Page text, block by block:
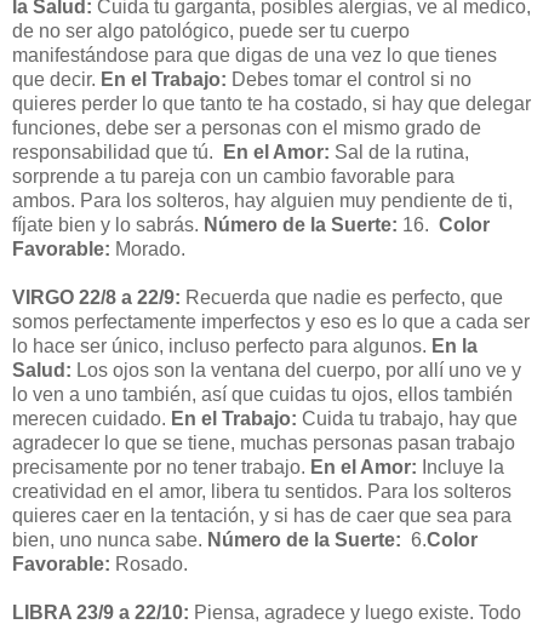
la Salud: Cuida tu garganta, posibles alergias, ve al medico,
de no ser algo patológico, puede ser tu cuerpo
manifestándose para que digas de una vez lo que tienes
que decir. En el Trabajo: Debes tomar el control si no
quieres perder lo que tanto te ha costado, si hay que delegar
funciones, debe ser a personas con el mismo grado de
responsabilidad que tú.
En el Amor: Sal de la rutina,
sorprende a tu pareja con un cambio favorable para
ambos. Para los solteros, hay alguien muy pendiente de ti,
fíjate bien y lo sabrás. Número de la Suerte: 16. Color
Favorable: Morado.
VIRGO 22/8 a 22/9: Recuerda que nadie es perfecto, que
somos perfectamente imperfectos y eso es lo que a cada ser
lo hace ser único, incluso perfecto para algunos. En la
Salud: Los ojos son la ventana del cuerpo, por allí uno ve y
lo ven a uno también, así que cuidas tu ojos, ellos también
merecen cuidado. En el Trabajo: Cuida tu trabajo, hay que
agradecer lo que se tiene, muchas personas pasan trabajo
precisamente por no tener trabajo. En el Amor: Incluye la
creatividad en el amor, libera tu sentidos. Para los solteros
quieres caer en la tentación, y si has de caer que sea para
bien, uno nunca sabe. Número de la Suerte: 6.Color
Favorable: Rosado.
LIBRA 23/9 a 22/10: Piensa, agradece y luego existe. Todo